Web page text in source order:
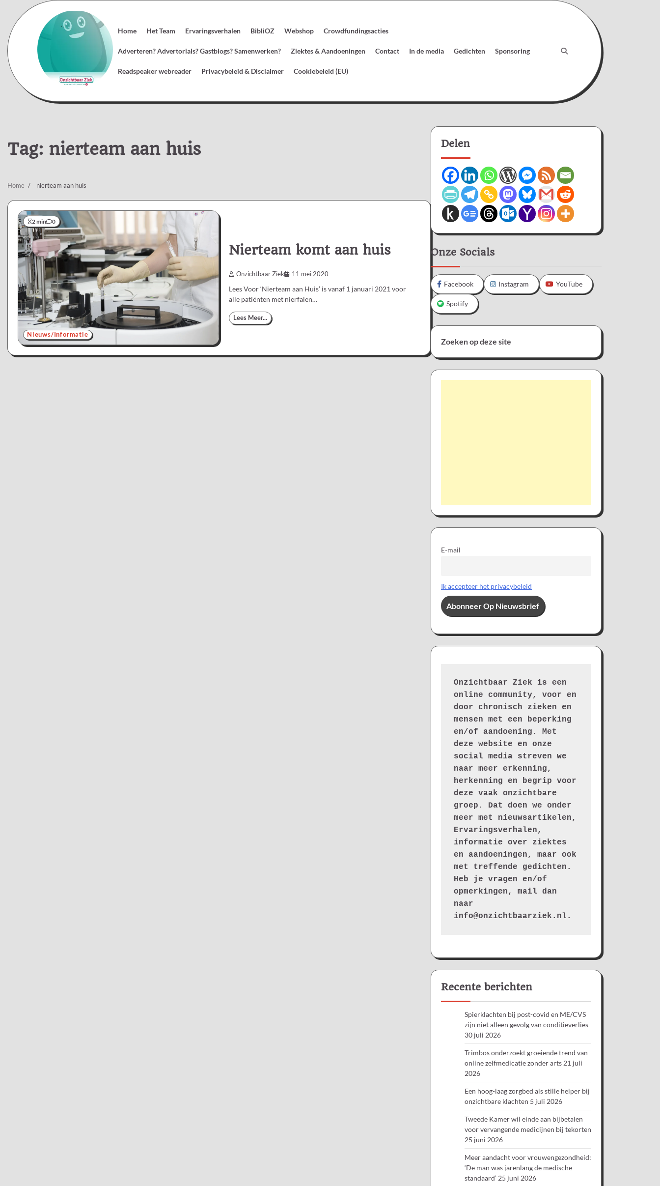
content
Home Het Team Ervaringsverhalen BibliOZ Webshop Crowdfundingsacties
Adverteren? Advertorials? Gastblogs? Samenwerken? Ziektes & Aandoeningen Contact In de media Gedichten Sponsoring
Readspeaker webreader Privacybeleid & Disclaimer Cookiebeleid (EU)
Tag: nierteam aan huis
Home nierteam aan huis
2 min 0
Nieuws/Informatie
Nierteam komt aan huis
Onzichtbaar Ziek 11 mei 2020
Lees Voor ‘Nierteam aan Huis’ is vanaf 1 januari 2021 voor
alle patiënten met nierfalen…
Lees Meer...
Delen
Onze Socials
Facebook Instagram YouTube
Spotify
Zoeken op deze site
E-mail
Ik accepteer het privacybeleid
Onzichtbaar Ziek is een
online community, voor en
door chronisch zieken en
mensen met een beperking
en/of aandoening. Met
deze website en onze
social media streven we
naar meer erkenning,
herkenning en begrip voor
deze vaak onzichtbare
groep. Dat doen we onder
meer met nieuwsartikelen,
Ervaringsverhalen,
informatie over ziektes
en aandoeningen, maar ook
met treffende gedichten.
Heb je vragen en/of
opmerkingen, mail dan
naar
info@onzichtbaarziek.nl.
Recente berichten
Spierklachten bij post-covid en ME/CVS
zijn niet alleen gevolg van conditieverlies
30 juli 2026
Trimbos onderzoekt groeiende trend van
online zelfmedicatie zonder arts 21 juli
2026
Een hoog-laag zorgbed als stille helper bij
onzichtbare klachten 5 juli 2026
Tweede Kamer wil einde aan bijbetalen
voor vervangende medicijnen bij tekorten
25 juni 2026
Meer aandacht voor vrouwengezondheid:
‘De man was jarenlang de medische
standaard’ 25 juni 2026